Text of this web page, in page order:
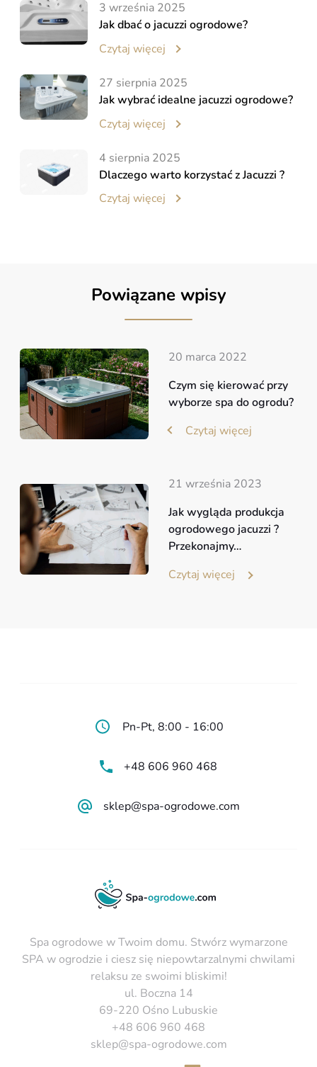
3 września 2025
Jak dbać o jacuzzi ogrodowe?
Czytaj więcej
27 sierpnia 2025
Jak wybrać idealne jacuzzi ogrodowe?
Czytaj więcej
4 sierpnia 2025
Dlaczego warto korzystać z Jacuzzi ?
Czytaj więcej
Powiązane wpisy
20 marca 2022
Czym się kierować przy
wyborze spa do ogrodu?
Czytaj więcej
21 września 2023
Jak wygląda produkcja
ogrodowego jacuzzi ?
Przekonajmy…
Czytaj więcej
Pn-Pt, 8:00 - 16:00
+48 606 960 468
sklep@spa-ogrodowe.com
Spa ogrodowe w Twoim domu. Stwórz wymarzone
SPA w ogrodzie i ciesz się niepowtarzalnymi chwilami
relaksu ze swoimi bliskimi!
ul. Boczna 14
69-220 Ośno Lubuskie
+48 606 960 468
sklep@spa-ogrodowe.com